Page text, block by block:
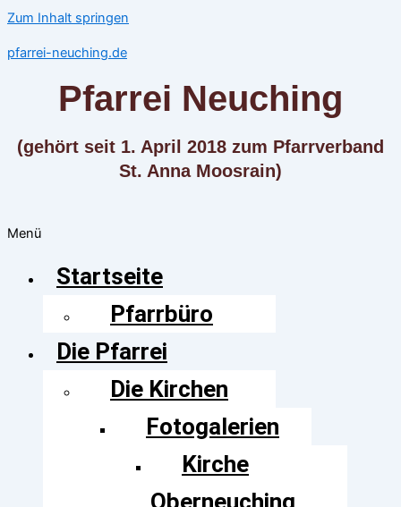
Zum Inhalt springen
pfarrei-neuching.de
Pfarrei Neuching
(gehört seit 1. April 2018 zum Pfarrverband
St. Anna Moosrain)
Menü
Startseite
Pfarrbüro
Die Pfarrei
Die Kirchen
Fotogalerien
Kirche
Oberneuching